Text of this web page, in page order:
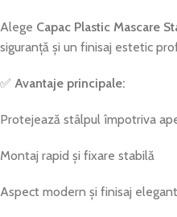
Alege Capac Plastic Mascare
siguranță și un finisaj estetic
✅ Avantaje principale:
Protejează stâlpul împotriva
Montaj rapid și fixare stabilă
Aspect modern și finisaj elegant